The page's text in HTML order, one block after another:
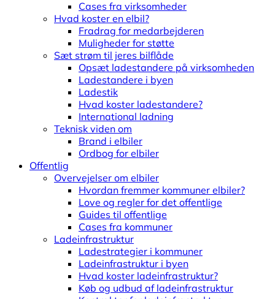
Cases fra virksomheder
Hvad koster en elbil?
Fradrag for medarbejderen
Muligheder for støtte
Sæt strøm til jeres bilflåde
Opsæt ladestandere på virksomheden
Ladestandere i byen
Ladestik
Hvad koster ladestandere?
International ladning
Teknisk viden om
Brand i elbiler
Ordbog for elbiler
Offentlig
Overvejelser om elbiler
Hvordan fremmer kommuner elbiler?
Love og regler for det offentlige
Guides til offentlige
Cases fra kommuner
Ladeinfrastruktur
Ladestrategier i kommuner
Ladeinfrastruktur i byen
Hvad koster ladeinfrastruktur?
Køb og udbud af ladeinfrastruktur